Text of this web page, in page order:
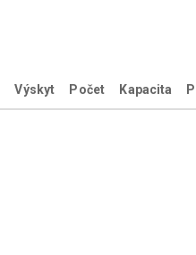
Výskyt Počet Kapacita